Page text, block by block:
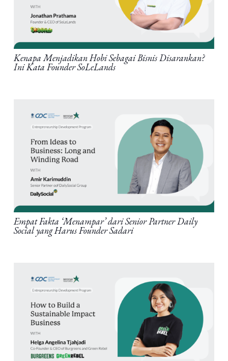
Kenapa Menjadikan Hobi Sebagai Bisnis Disarankan?
Ini Kata Founder SoLeLands
Empat Fakta ‘Menampar’ dari Senior Partner Daily
Social yang Harus Founder Sadari